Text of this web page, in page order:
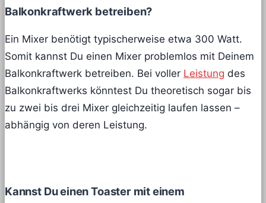
Balkonkraftwerk betreiben?
Ein Mixer benötigt typischerweise etwa 300 Watt.
Somit kannst Du einen Mixer problemlos mit Deinem
Balkonkraftwerk betreiben. Bei voller Leistung des
Balkonkraftwerks könntest Du theoretisch sogar bis
zu zwei bis drei Mixer gleichzeitig laufen lassen –
abhängig von deren Leistung.
Kannst Du einen Toaster mit einem